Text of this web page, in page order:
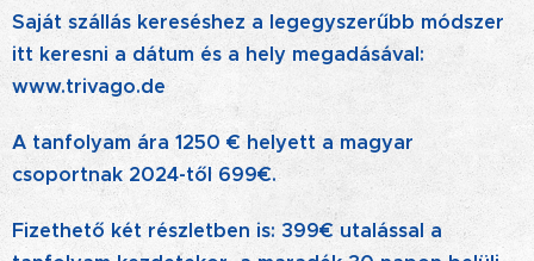
Saját szállás kereséshez a legegyszerűbb módszer
itt keresni a dátum és a hely megadásával:
www.trivago.de
A tanfolyam ára 1250 € helyett a magyar
csoportnak 2024-től 699€.
Fizethető két részletben is: 399€ utalással a